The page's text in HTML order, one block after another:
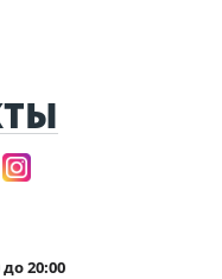
20:00